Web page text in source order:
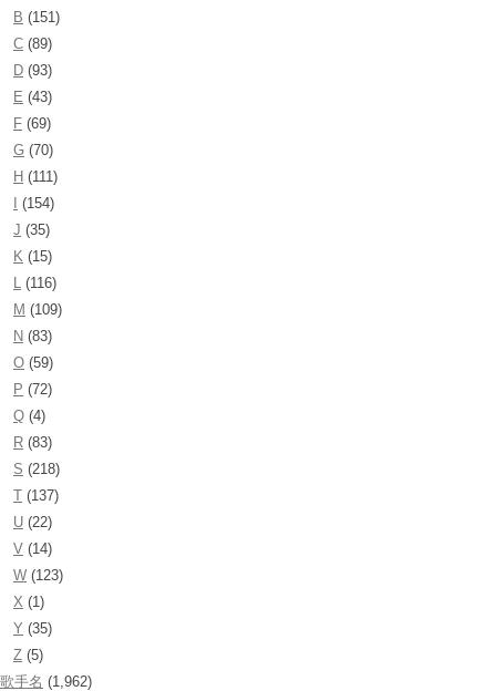
B (151)
C (89)
D (93)
E (43)
F (69)
G (70)
H (111)
(154)
J (35)
K (15)
L (116)
M (109)
N (83)
O (59)
P (72)
Q (4)
R (83)
S (218)
T (137)
U (22)
V (14)
W (123)
X (1)
Y (35)
Z (5)
歌手名 (1,962)